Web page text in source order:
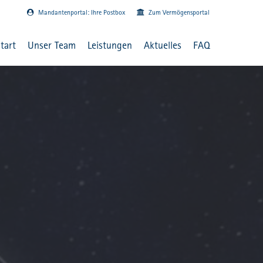
Mandantenportal: Ihre Postbox Zum Vermögensportal
Unser Team Leistungen Aktuelles FAQ